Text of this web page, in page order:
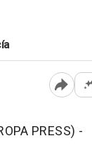
Abrir
PRESS) -